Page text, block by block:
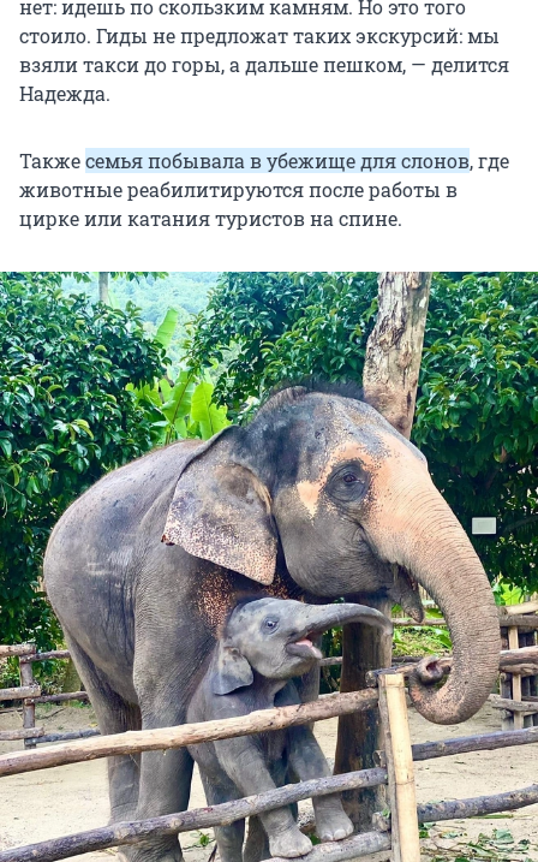
нет: идешь по скользким камням. Но это того
стоило. Гиды не предложат таких экскурсий: мы
взяли такси до горы, а дальше пешком, — делится
Надежда.
Такжесемья побывала в убежище для слонов, где
животные реабилитируются после работы в
цирке или катания туристов на спине.